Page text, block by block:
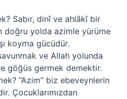
Sabır, dinî ve ahlâkî bir
doğru yolda azimle yürüme
koyma gücüdür.
ve Allah yolunda
göğüs germek demektir.
“Azim” biz ebeveynlerin
Çocuklarımızdan